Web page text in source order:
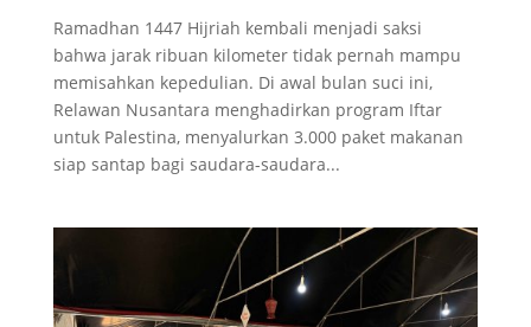
Ramadhan 1447 Hijriah kembali menjadi saksi
bahwa jarak ribuan kilometer tidak pernah mampu
memisahkan kepedulian. Di awal bulan suci ini,
Relawan Nusantara menghadirkan program Iftar
untuk Palestina, menyalurkan 3.000 paket makanan
siap santap bagi saudara-saudara...